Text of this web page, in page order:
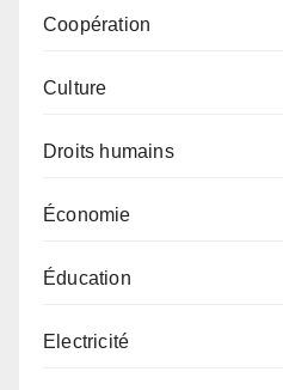
Coopération
Culture
Droits humains
Économie
Éducation
Electricité